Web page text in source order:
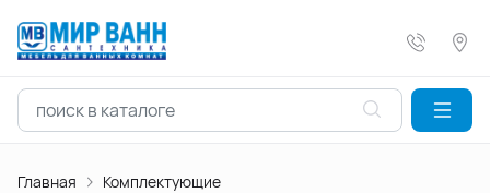
Главная Комплектующие